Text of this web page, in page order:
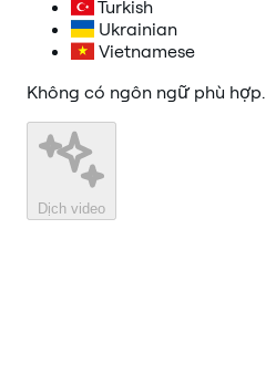
Turkish
Ukrainian
Vietnamese
Không có ngôn ngữ phù hợp.
Dịch video